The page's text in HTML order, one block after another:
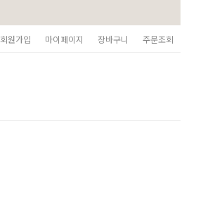
회원가입 마이페이지 장바구니 주문조회